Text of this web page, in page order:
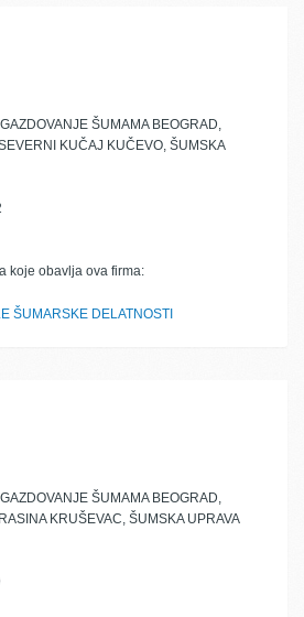
ŠUMAMA BEOGRAD,
KUČAJ KUČEVO, ŠUMSKA
koje obavlja ova firma:
ŠUMARSKE DELATNOSTI
ŠUMAMA BEOGRAD,
KRUŠEVAC, ŠUMSKA UPRAVA